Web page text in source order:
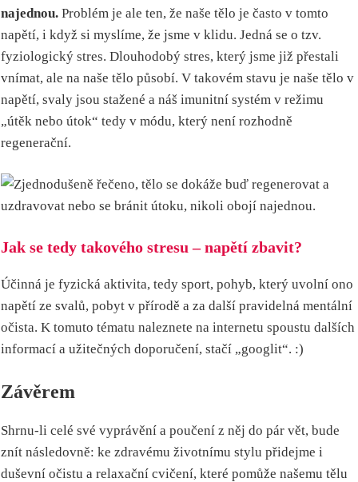
najednou. Problém je ale ten, že naše tělo je často v tomto
napětí, i když si myslíme, že jsme v klidu. Jedná se o tzv.
fyziologický stres. Dlouhodobý stres, který jsme již přestali
vnímat, ale na naše tělo působí. V takovém stavu je naše tělo v
napětí, svaly jsou stažené a náš imunitní systém v režimu
„útěk nebo útok“ tedy v módu, který není rozhodně
regenerační.
Jak se tedy takového stresu – napětí zbavit?
Účinná je fyzická aktivita, tedy sport, pohyb, který uvolní ono
napětí ze svalů, pobyt v přírodě a za další pravidelná mentální
očista. K tomuto tématu naleznete na internetu spoustu dalších
informací a užitečných doporučení, stačí „googlit“. :)
Závěrem
Shrnu-li celé své vyprávění a poučení z něj do pár vět, bude
znít následovně: ke zdravému životnímu stylu přidejme i
duševní očistu a relaxační cvičení, které pomůže našemu tělu